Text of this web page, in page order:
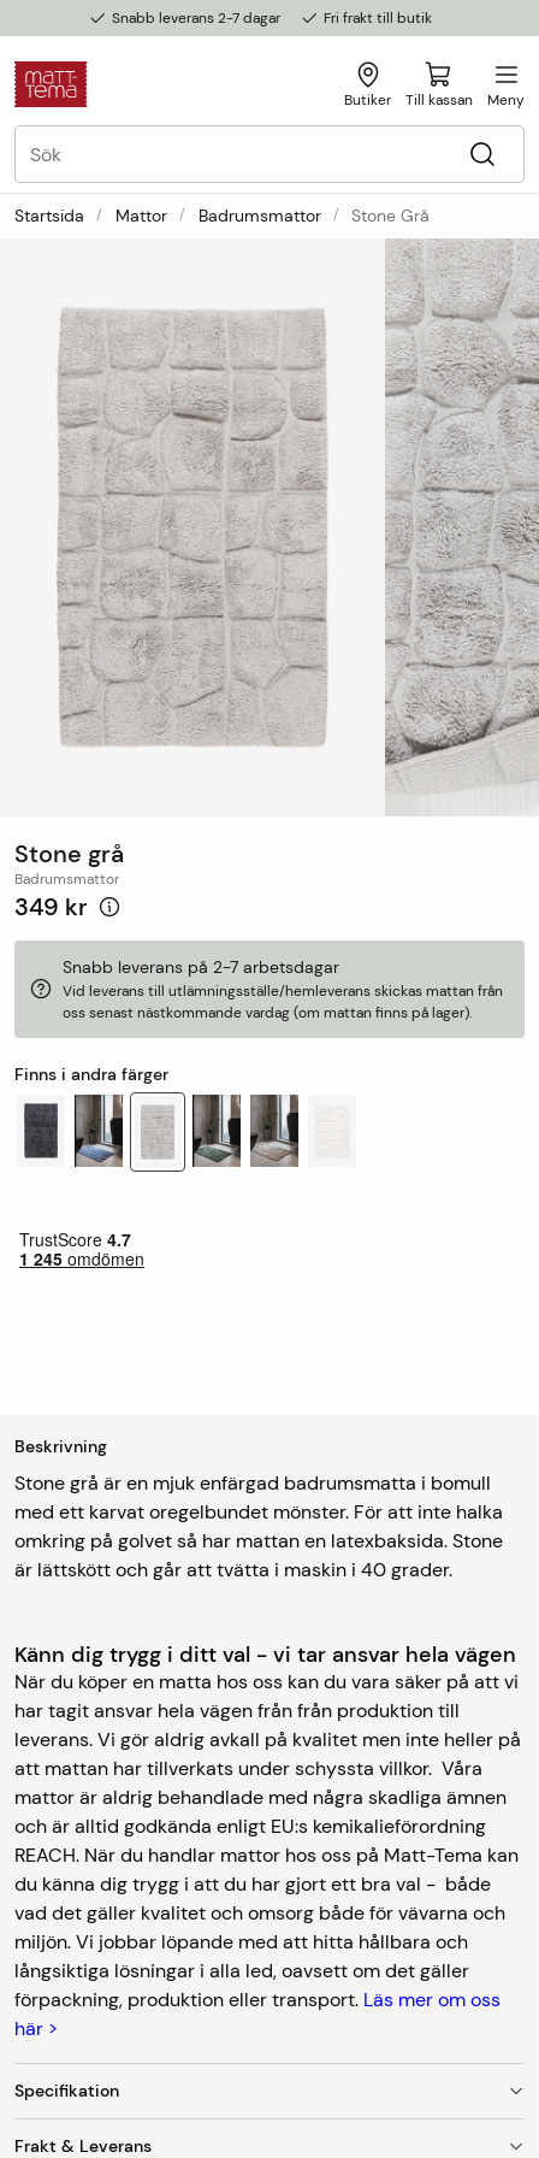
Snabb leverans 2-7 dagar Fri frakt till butik
Butiker Till kassan Meny
Startsida Mattor Badrumsmattor Stone Grå
Stone grå
Badrumsmattor
349 kr
Snabb leverans på 2-7 arbetsdagar
Vid leverans till utlämningsställe/hemleverans skickas mattan från
oss senast nästkommande vardag (om mattan finns på lager).
Finns i andra färger
Beskrivning
Stone grå är en mjuk enfärgad badrumsmatta i bomull
med ett karvat oregelbundet mönster. För att inte halka
omkring på golvet så har mattan en latexbaksida. Stone
är lättskött och går att tvätta i maskin i 40 grader.
Känn dig trygg i ditt val - vi tar ansvar hela vägen
När du köper en matta hos oss kan du vara säker på att vi
har tagit ansvar hela vägen från från produktion till
leverans. Vi gör aldrig avkall på kvalitet men inte heller på
att mattan har tillverkats under schyssta villkor. Våra
mattor är aldrig behandlade med några skadliga ämnen
och är alltid godkända enligt EU:s kemikalieförordning
REACH. När du handlar mattor hos oss på Matt-Tema kan
du känna dig trygg i att du har gjort ett bra val - både
vad det gäller kvalitet och omsorg både för vävarna och
miljön. Vi jobbar löpande med att hitta hållbara och
långsiktiga lösningar i alla led, oavsett om det gäller
förpackning, produktion eller transport. Läs mer om oss
här >
Specifikation
Färg
Frakt & Leverans